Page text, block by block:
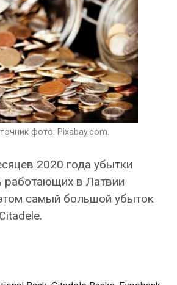
фото: Pixabay.com.
2020 года убытки
работающих в Латвии
самый большой убыток